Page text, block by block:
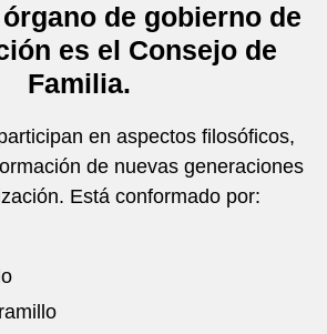
de gobierno de
es el Consejo de
Familia.
en aspectos filosóficos,
de nuevas generaciones
Está conformado por: